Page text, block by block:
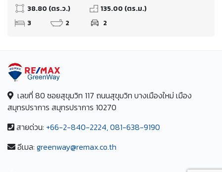
38.80 (ตร.ว.)
135.00 (ตร.ม.)
3
2 2
เลขที่ 80 ซอยสุขุมวิท 117 ถนนสุขุมวิท บางเมืองใหม่ เมือง
สมุทรปราการ สมุทรปราการ 10270
สายด่วน: +66-2-840-2224, 081-638-9190
อีเมล: greenway@remax.co.th